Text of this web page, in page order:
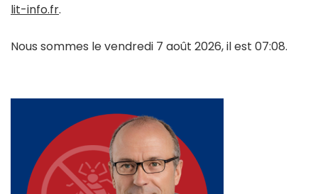
lit-info.fr.
Nous sommes le vendredi 7 août 2026, il est 07:08.